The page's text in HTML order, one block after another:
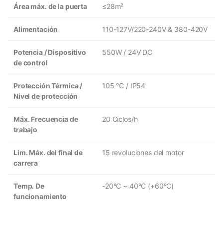
Área máx. de la puerta ≤28m²
Alimentación 110-127V/220-240V & 380-420V
Potencia / Dispositivo
de control
550W / 24V DC
Protección Térmica /
Nivel de protección
105 °C / IP54
Máx. Frecuencia de
trabajo
20 Ciclos/h
Lim. Máx. del final de
carrera
15 revoluciones del motor
Temp. De
funcionamiento
-20°C ~ 40°C (+60°C)